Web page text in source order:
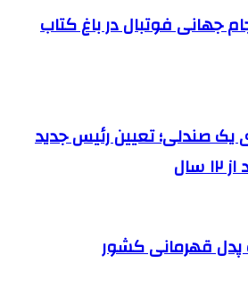
جهانی فوتبال در باغ کتاب
یک صندلی؛ تعیین رئیس جدید
سال
پدل قهرمانی کشور